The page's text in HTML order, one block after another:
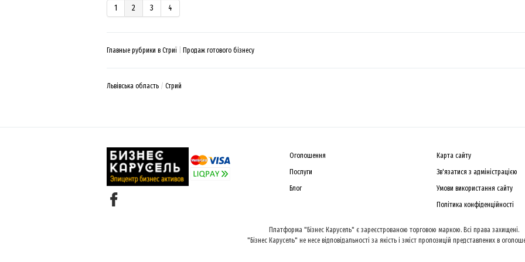
1 2 3 4
Главные рубрики в Стриї Продаж готового бізнесу
Львівська область Стрий
Оголошення
Послуги
Блог
Карта сайту
Зв'язатися з адміністрацією
Умови використання сайту
Політика конфіденційності
Платформа "Бізнес Карусель" є зареєстрованою торговою маркою. Всі права захищені.
"Бізнес Карусель" не несе відповідальності за якість і зміст пропозицій представлених в